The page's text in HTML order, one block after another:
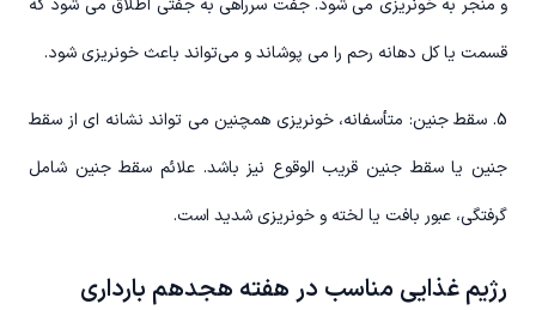
و منجر به خونریزی می شود. جفت سرراهی به جفتی اطلاق می شود که
قسمت یا کل دهانه رحم را می پوشاند و می‌تواند باعث خونریزی شود.
5. سقط جنین: متأسفانه، خونریزی همچنین می تواند نشانه ای از سقط
جنین یا سقط جنین قریب الوقوع نیز باشد. علائم سقط جنین شامل
گرفتگی، عبور بافت یا لخته و خونریزی شدید است.
رژیم غذایی مناسب در هفته هجدهم بارداری